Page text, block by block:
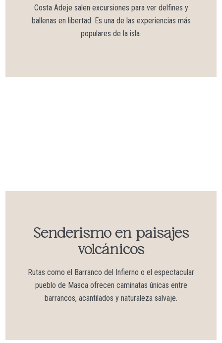
Costa Adeje salen excursiones para ver delfines y
ballenas en libertad. Es una de las experiencias más
populares de la isla.
Senderismo en paisajes
volcánicos
Rutas como el Barranco del Infierno o el espectacular
pueblo de Masca ofrecen caminatas únicas entre
barrancos, acantilados y naturaleza salvaje.